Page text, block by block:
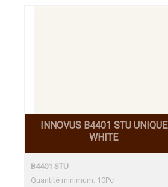
INNOVUS B4401 STU UNIQUE
WHITE
B4401 STU
Quantité minimum: 10Pc